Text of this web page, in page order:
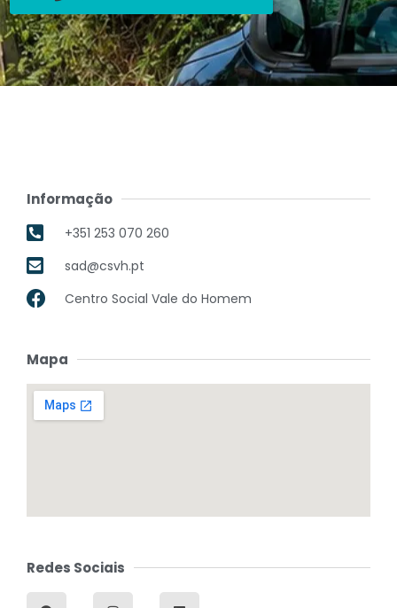
Informação
+351 253 070 260
sad@csvh.pt
Centro Social Vale do Homem
Mapa
Redes Sociais